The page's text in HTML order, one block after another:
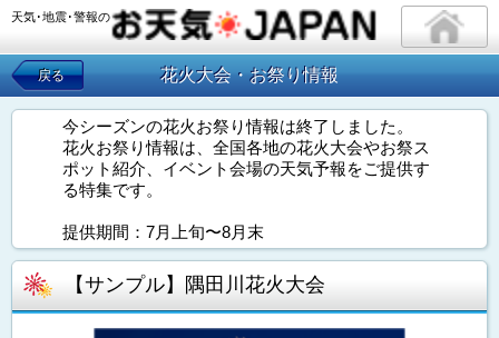
天気･地震･警報の
戻る 花火大会・お祭り情報
今シーズンの花火お祭り情報は終了しました。
花火お祭り情報は、全国各地の花火大会やお祭ス
ポット紹介、イベント会場の天気予報をご提供す
る特集です。
提供期間：7月上旬〜8月末
【サンプル】隅田川花火大会